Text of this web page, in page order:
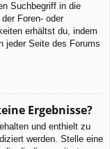
Suchbegriff in die
Foren- oder
erhältst du, indem
jeder Seite des Forums
Ergebnisse?
und enthielt zu
werden. Stelle eine